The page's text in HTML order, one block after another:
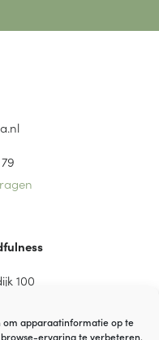
om apparaatinformatie op te
ervaring te verbeteren.
100